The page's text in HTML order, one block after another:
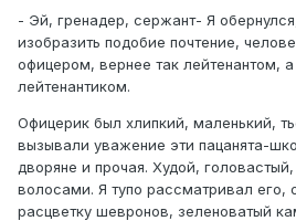
- Эй, гренадер, сержант- Я
изобразить подобие почтение,
офицером, вернее так лейтенантом,
лейтенантиком.
Офицерик был хлипкий, маленький,
вызывали уважение эти пацанята-
дворяне и прочая. Худой,
волосами. Я тупо рассматривал его,
расцветку шевронов, зеленоватый